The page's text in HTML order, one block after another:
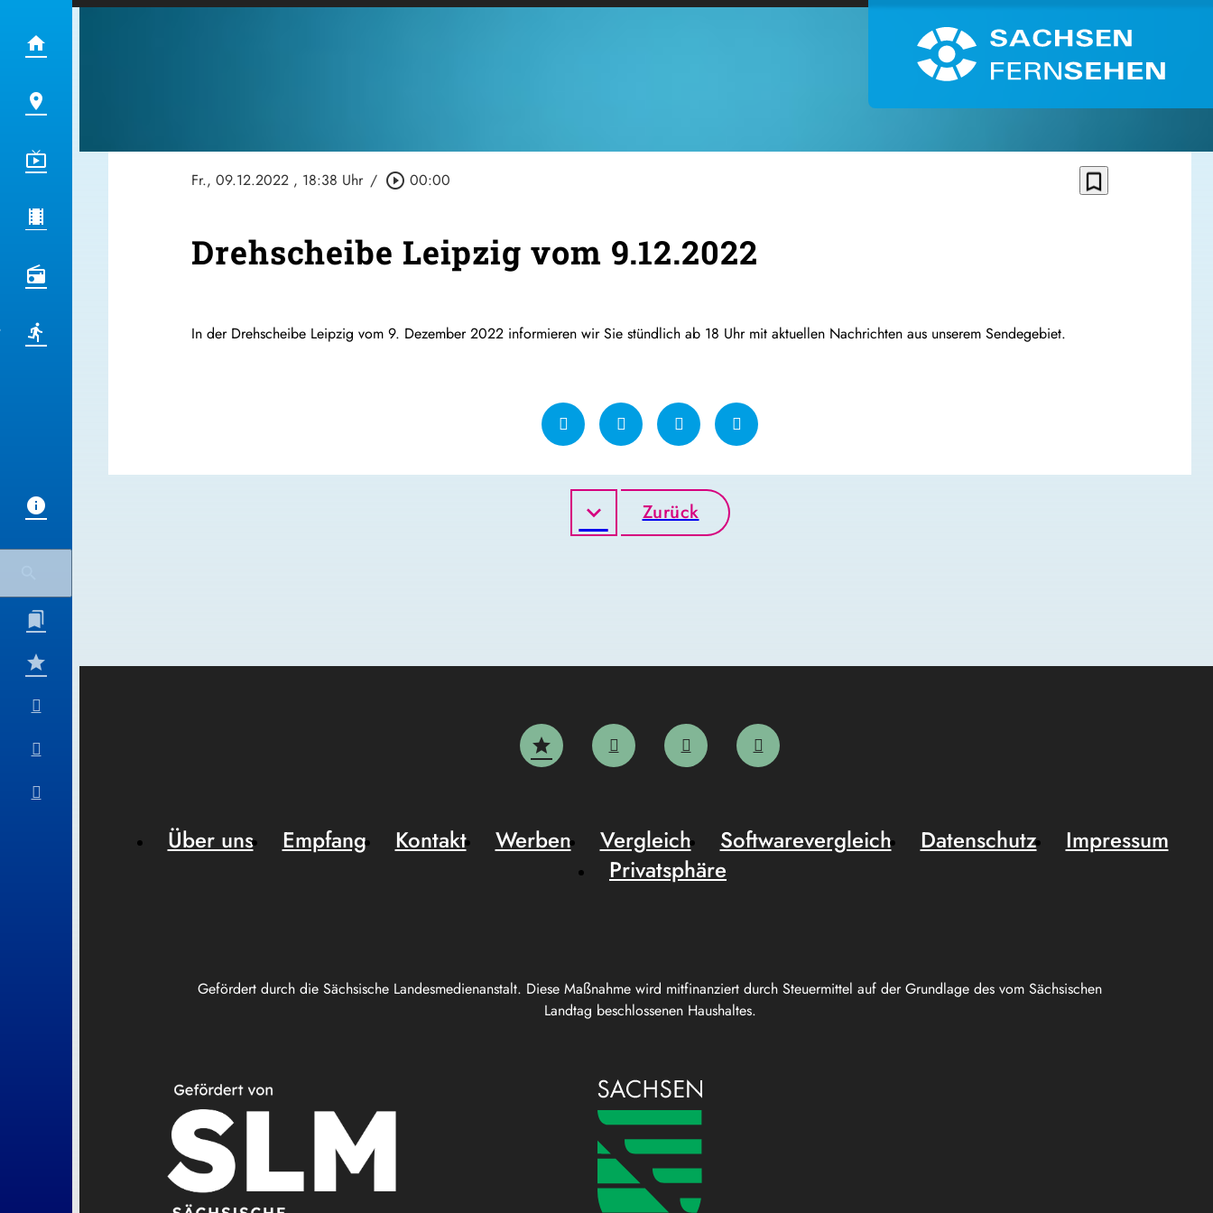
Fr., 09.12.2022 , 18:38 Uhr / play_circle_outline 00:00 bookmark_border
Drehscheibe Leipzig vom 9.12.2022
In der Drehscheibe Leipzig vom 9. Dezember 2022 informieren wir Sie stündlich ab 18 Uhr mit aktuellen Nachrichten aus unserem Sendegebiet.
Zurück
Gefördert durch die Sächsische Landesmedienanstalt. Diese Maßnahme wird mitfinanziert durch Steuermittel auf der Grundlage des vom Sächsischen
Landtag beschlossenen Haushaltes.
Über uns Empfang Kontakt Werben Vergleich Softwarevergleich Datenschutz
Impressum
Privatsphäre